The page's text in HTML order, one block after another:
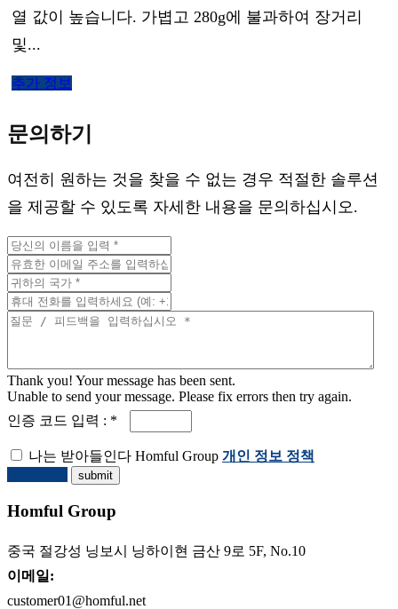
열 값이 높습니다. 가볍고 280g에 불과하여 장거리
및...
추가 정보
문의하기
여전히 원하는 것을 찾을 수 없는 경우 적절한 솔루션
을 제공할 수 있도록 자세한 내용을 문의하십시오.
Thank you! Your message has been sent.
Unable to send your message. Please fix errors then try again.
인증 코드 입력 : *
나는 받아들인다 Homful Group 개인 정보 정책
Homful Group
중국 절강성 닝보시 닝하이현 금산 9로 5F, No.10
이메일:
customer01@homful.net